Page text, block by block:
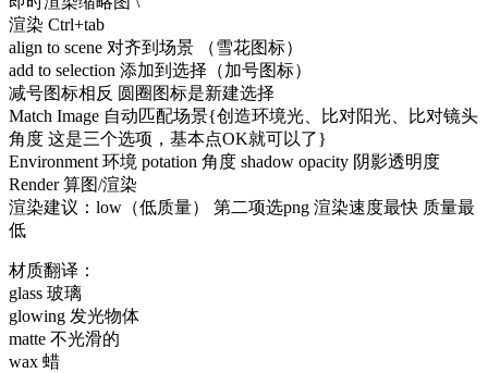
渲染 Ctrl+tab
align to scene 对齐到场景 （雪花图标）
add to selection 添加到选择（加号图标）
减号图标相反 圆圈图标是新建选择
Match Image 自动匹配场景{创造环境光、比对阳光、比对镜头
角度 这是三个选项，基本点OK就可以了}
Environment 环境 potation 角度 shadow opacity 阴影透明度
Render 算图/渲染
渲染建议：low（低质量） 第二项选png 渲染速度最快 质量最
低
材质翻译：
glass 玻璃
glowing 发光物体
matte 不光滑的
wax 蜡